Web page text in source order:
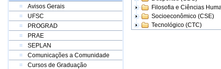
Avisos Gerais
UFSC
PROGRAD
PRAE
SEPLAN
Comunicações a Comunidade
Cursos de Graduação
Filosofia e Ciências
Socioeconômico (CSE)
Tecnológico (CTC)